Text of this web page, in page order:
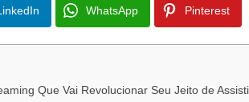
WhatsApp Pinterest
Que Vai Revolucionar Seu Jeito de